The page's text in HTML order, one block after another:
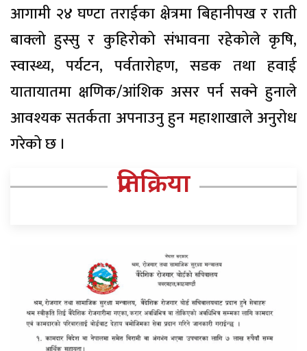
आगामी २४ घण्टा तराईका क्षेत्रमा बिहानीपख र राती
बाक्लो हुस्सु र कुहिरोको संभावना रहेकोले कृषि,
स्वास्थ्य, पर्यटन, पर्वतारोहण, सडक तथा हवाई
यातायातमा क्षणिक/आंशिक असर पर्न सक्ने हुनाले
आवश्यक सतर्कता अपनाउनु हुन महाशाखाले अनुरोध
गरेको छ ।
प्रतिक्रिया